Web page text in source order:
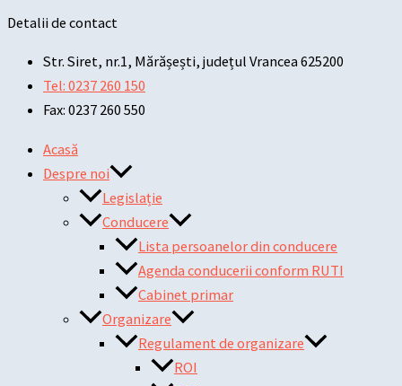
Detalii de contact
Str. Siret, nr.1, Mărășești, județul Vrancea 625200
Tel: 0237 260 150
Fax: 0237 260 550
Acasă
Despre noi
Legislație
Conducere
Lista persoanelor din conducere
Agenda conducerii conform RUTI
Cabinet primar
Organizare
Regulament de organizare
ROI